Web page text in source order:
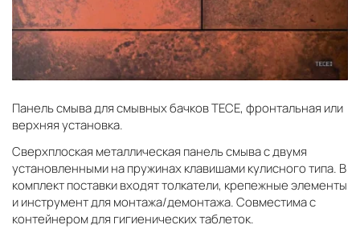
Панель смыва для смывных бачков TECE, фронтальная или
верхняя установка.
Сверхплоская металлическая панель смыва с двумя
установленными на пружинах клавишами кулисного типа. В
комплект поставки входят толкатели, крепежные элементы
и инструмент для монтажа/демонтажа. Совместима с
контейнером для гигиенических таблеток.